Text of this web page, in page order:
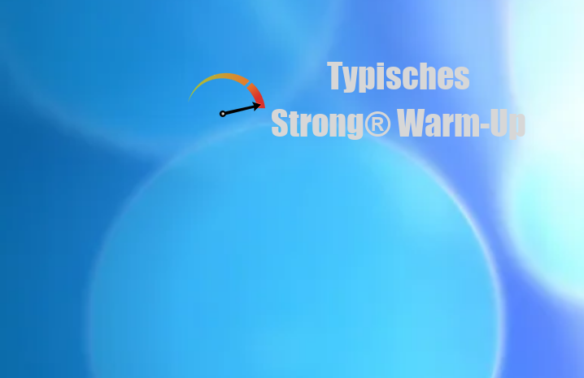
Typisches
Strong® Warm-Up